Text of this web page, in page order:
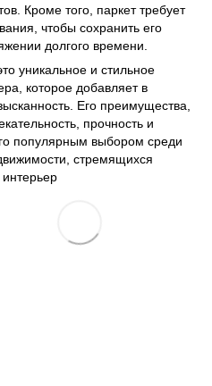
Кроме того, паркет требует
чтобы сохранить его
долгого времени.
уникальное и стильное
которое добавляет в
Его преимущества,
прочность и
популярным выбором среди
стремящихся